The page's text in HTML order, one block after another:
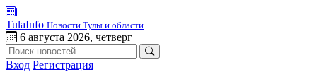
TulaInfo Новости Тулы и области
6 августа 2026, четверг
Вход Регистрация